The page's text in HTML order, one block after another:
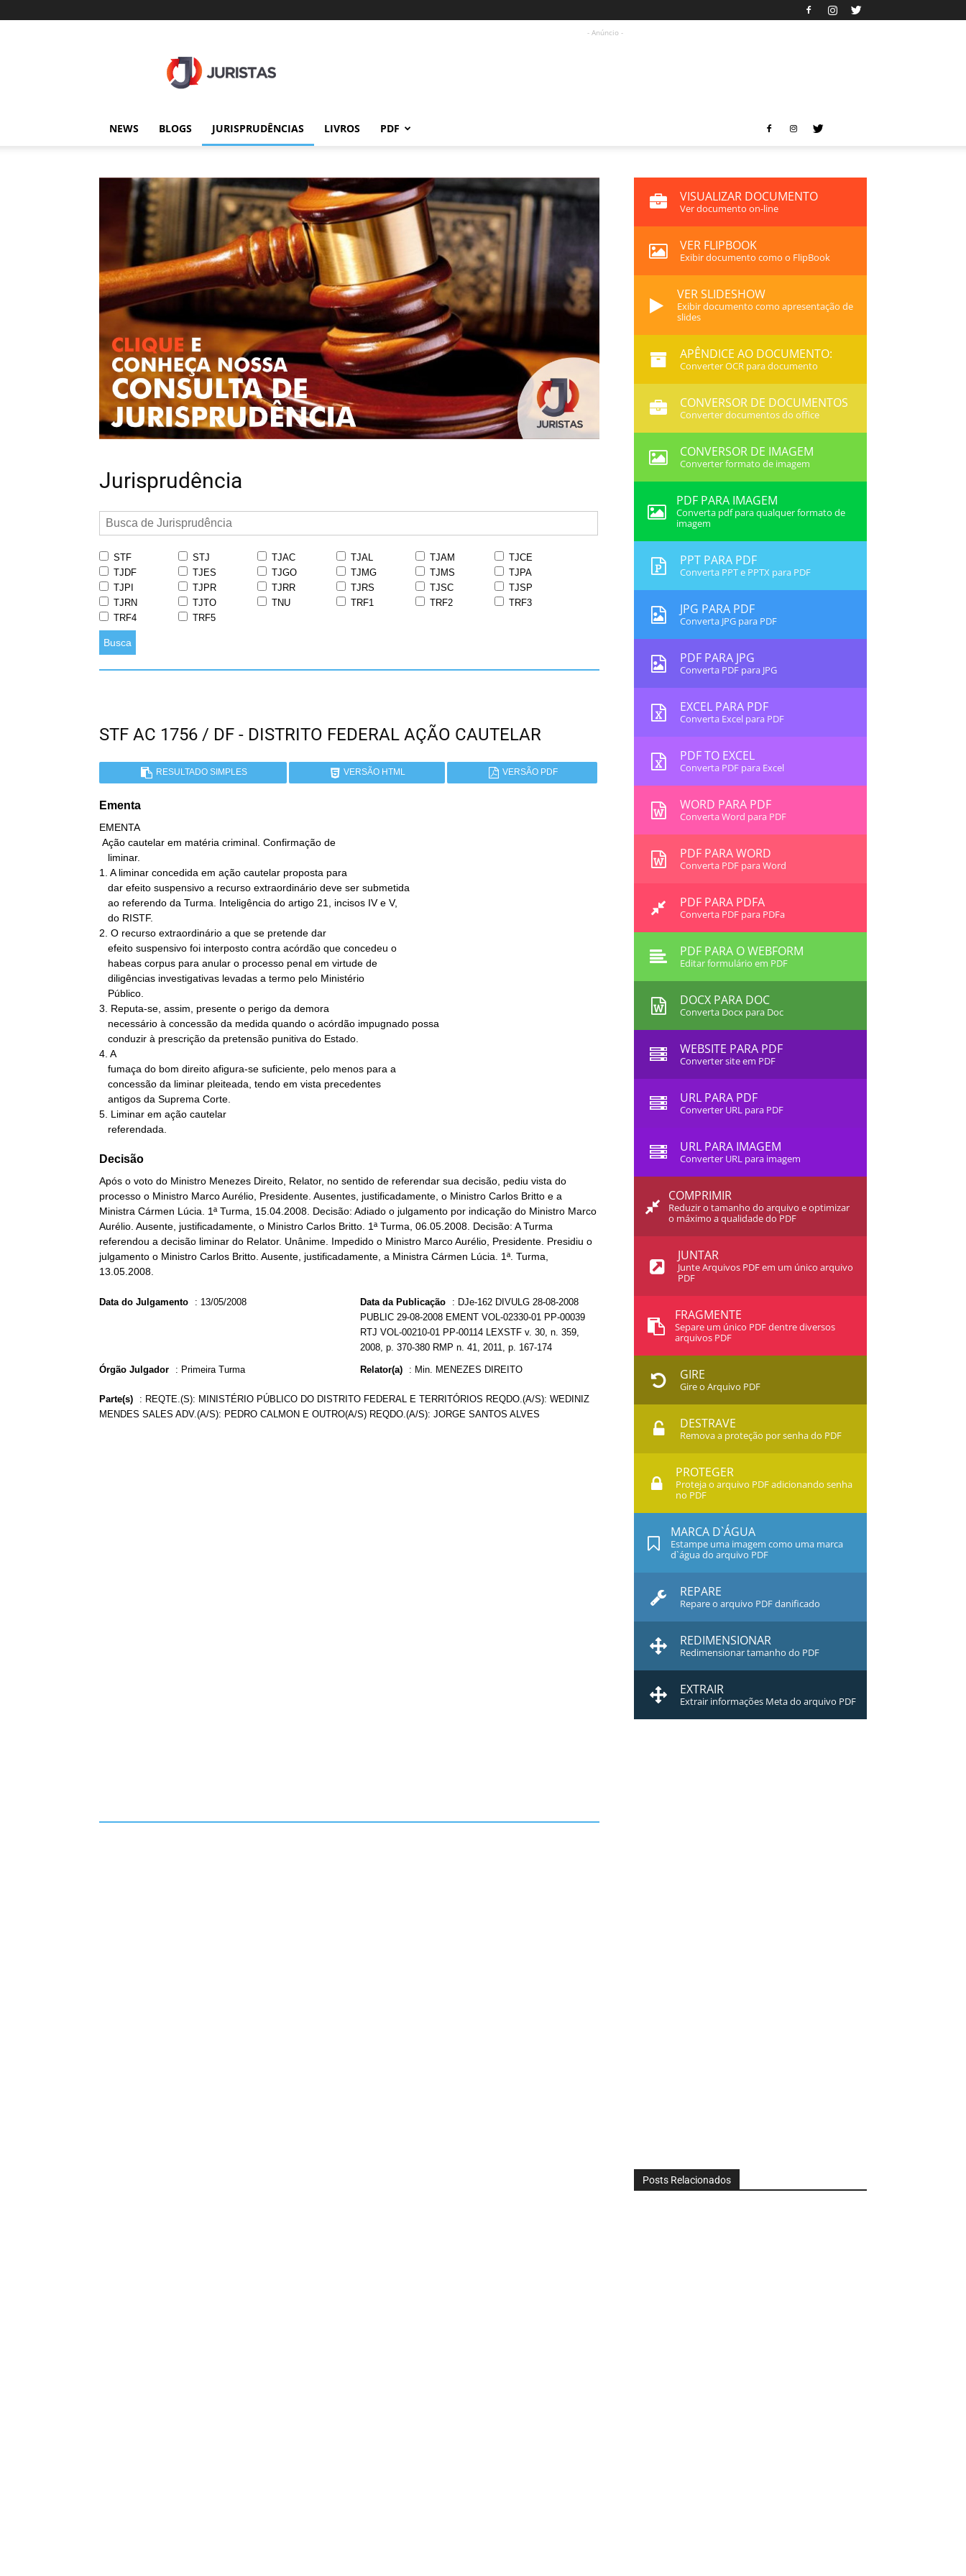
- Anúncio -
NEWS BLOGS JURISPRUDÊNCIAS LIVROS PDF
Jurisprudência
STF STJ TJAC TJAL TJAM
TJCE
TJDF
TJES TJGO TJMG TJMS
TJPA
TJPI
TJPR TJRR TJRS TJSC
TJSP
TJRN
TJTO TNU TRF1 TRF2
TRF3
TRF4
TRF5
Busca
STF AC 1756 / DF - DISTRITO FEDERAL AÇÃO CAUTELAR
RESULTADO SIMPLES VERSÃO HTML VERSÃO PDF
Ementa
EMENTA
1. A liminar concedida em ação cautelar proposta para
2. O recurso extraordinário a que se pretende dar
3. Reputa-se, assim, presente o perigo da demora
4. A
5. Liminar em ação cautelar
   referendada.
Decisão
Após o voto do Ministro Menezes Direito, Relator, no sentido de referendar sua decisão, pediu vista do
processo o Ministro Marco Aurélio, Presidente. Ausentes, justificadamente, o Ministro Carlos Britto e a
Ministra Cármen Lúcia. 1ª Turma, 15.04.2008. Decisão: Adiado o julgamento por indicação do Ministro Marco
Aurélio. Ausente, justificadamente, o Ministro Carlos Britto. 1ª Turma, 06.05.2008. Decisão: A Turma
referendou a decisão liminar do Relator. Unânime. Impedido o Ministro Marco Aurélio, Presidente. Presidiu o
julgamento o Ministro Carlos Britto. Ausente, justificadamente, a Ministra Cármen Lúcia. 1ª. Turma,
13.05.2008.
Data do Julgamento : 13/05/2008 Data da Publicação : DJe-162 DIVULG 28-08-2008
PUBLIC 29-08-2008 EMENT VOL-02330-01 PP-00039
RTJ VOL-00210-01 PP-00114 LEXSTF v. 30, n. 359,
2008, p. 370-380 RMP n. 41, 2011, p. 167-174
Órgão Julgador : Primeira Turma Relator(a) : Min. MENEZES DIREITO
Parte(s) : REQTE.(S): MINISTÉRIO PÚBLICO DO DISTRITO FEDERAL E TERRITÓRIOS REQDO.(A/S): WEDINIZ
MENDES SALES ADV.(A/S): PEDRO CALMON E OUTRO(A/S) REQDO.(A/S): JORGE SANTOS ALVES
VISUALIZAR DOCUMENTO
Ver documento on-line
VER FLIPBOOK
Exibir documento como o FlipBook
VER SLIDESHOW
Exibir documento como apresentação de
slides
APÊNDICE AO DOCUMENTO:
Converter OCR para documento
CONVERSOR DE DOCUMENTOS
Converter documentos do office
CONVERSOR DE IMAGEM
Converter formato de imagem
PDF PARA IMAGEM
Converta pdf para qualquer formato de
imagem
PPT PARA PDF
Converta PPT e PPTX para PDF
JPG PARA PDF
Converta JPG para PDF
PDF PARA JPG
Converta PDF para JPG
EXCEL PARA PDF
Converta Excel para PDF
PDF TO EXCEL
Converta PDF para Excel
WORD PARA PDF
Converta Word para PDF
PDF PARA WORD
Converta PDF para Word
PDF PARA PDFA
Converta PDF para PDFa
PDF PARA O WEBFORM
Editar formulário em PDF
DOCX PARA DOC
Converta Docx para Doc
WEBSITE PARA PDF
Converter site em PDF
URL PARA PDF
Converter URL para PDF
URL PARA IMAGEM
Converter URL para imagem
COMPRIMIR
Reduzir o tamanho do arquivo e optimizar
o máximo a qualidade do PDF
JUNTAR
Junte Arquivos PDF em um único arquivo
PDF
FRAGMENTE
Separe um único PDF dentre diversos
arquivos PDF
GIRE
Gire o Arquivo PDF
DESTRAVE
Remova a proteção por senha do PDF
PROTEGER
Proteja o arquivo PDF adicionando senha
no PDF
MARCA D`ÁGUA
Estampe uma imagem como uma marca
d`água do arquivo PDF
REPARE
Repare o arquivo PDF danificado
REDIMENSIONAR
Redimensionar tamanho do PDF
EXTRAIR
Extrair informações Meta do arquivo PDF
Posts Relacionados